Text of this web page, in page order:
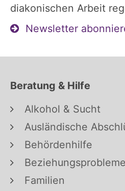
diakonischen Arbeit
Newsletter
Beratung & Hilfe
Alkohol & Sucht
Ausländische
Behördenhilfe
Beziehungsprobleme
Familien